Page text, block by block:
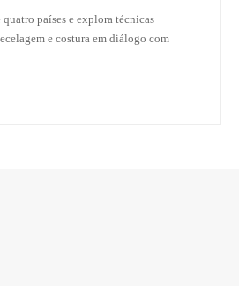
países e explora técnicas
e costura em diálogo com